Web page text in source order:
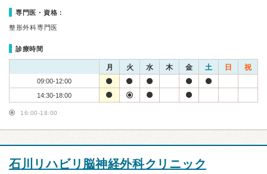
専門医・資格：
整形外科専門医
診療時間
月 火 水 木 金 土 日 祝
09:00-12:00
14:30-18:00
16:00-18:00
石川リハビリ脳神経外科クリニック